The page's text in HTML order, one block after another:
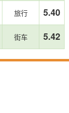
旅行 5.40
街车 5.42